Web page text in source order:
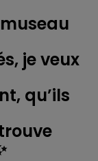
je veux
qu’ils